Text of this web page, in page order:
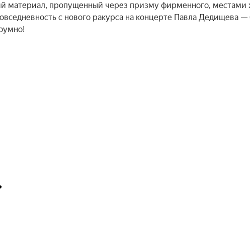
материал, пропущенный через призму фирменного, местами
с нового ракурса на концерте Павла Дедищева —